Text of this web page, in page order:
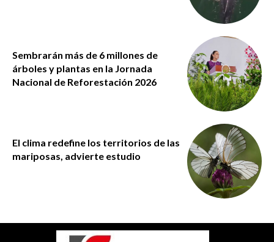
Sembrarán más de 6 millones de
árboles y plantas en la Jornada
Nacional de Reforestación 2026
El clima redefine los territorios de las
mariposas, advierte estudio